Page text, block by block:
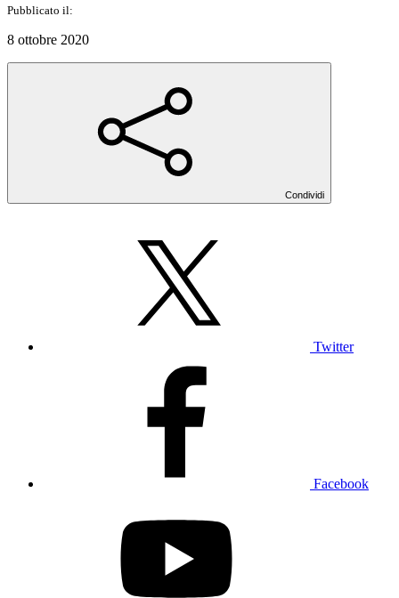
Pubblicato il:
8 ottobre 2020
Condividi
Twitter
Facebook